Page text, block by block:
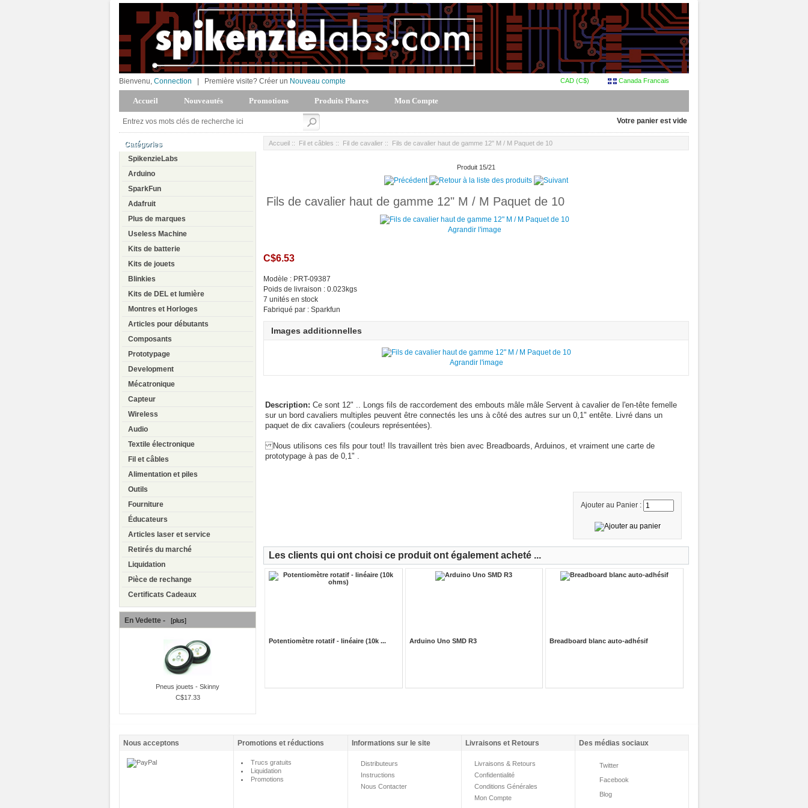
Canada Francais
CAD (C$)
Bienvenu, Connection Première visite? Créer un Nouveau compte
Accueil Nouveautés Promotions Produits Phares Mon Compte
Votre panier est vide
Catégories
SpikenzieLabs
Arduino
SparkFun
Adafruit
Plus de marques
Useless Machine
Kits de batterie
Kits de jouets
Blinkies
Kits de DEL et lumière
Montres et Horloges
Articles pour débutants
Composants
Prototypage
Development
Mécatronique
Capteur
Wireless
Audio
Textile électronique
Fil et câbles
Alimentation et piles
Outils
Fourniture
Éducateurs
Articles laser et service
Retirés du marché
Liquidation
Pièce de rechange
Certificats Cadeaux
En Vedette - [plus]
Pneus jouets - Skinny
C$17.33
Accueil :: Fil et câbles :: Fil de cavalier :: Fils de cavalier haut de gamme 12" M / M Paquet de 10
Produit 15/21
Fils de cavalier haut de gamme 12" M / M Paquet de 10
Agrandir l'image
C$6.53
Modèle : PRT-09387
Poids de livraison : 0.023kgs
7 unités en stock
Fabriqué par : Sparkfun
Images additionnelles
Agrandir l'image
Description: Ce sont 12" .. Longs fils de raccordement des embouts mâle mâle Servent à cavalier de l'en-tête femelle
sur un bord cavaliers multiples peuvent être connectés les uns à côté des autres sur un 0,1" entête. Livré dans un
paquet de dix cavaliers (couleurs représentées).
Nous utilisons ces fils pour tout! Ils travaillent très bien avec Breadboards, Arduinos, et vraiment une carte de
prototypage à pas de 0,1" .
Ajouter au Panier :
Les clients qui ont choisi ce produit ont également acheté ...
Potentiomètre rotatif - linéaire (10k ... Arduino Uno SMD R3 Breadboard blanc auto-adhésif
Nous acceptons Promotions et réductions Informations sur le site Livraisons et Retours Des médias sociaux
Trucs gratuits
Liquidation
Promotions
Distributeurs
Instructions
Nous Contacter
Livraisons & Retours
Confidentialité
Conditions Générales
Mon Compte
Twitter
Facebook
Blog